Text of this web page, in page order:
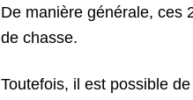
De manière générale, ces
de chasse.
Toutefois, il est possible de